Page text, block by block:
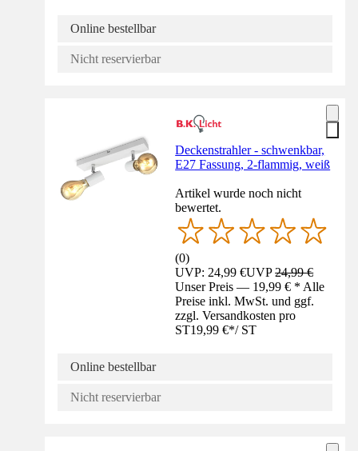
Online bestellbar
Nicht reservierbar
Deckenstrahler - schwenkbar,
E27 Fassung, 2-flammig, weiß
Artikel wurde noch nicht
bewertet.
(0)
UVP: 24,99 €UVP24,99 €
Unser Preis — 19,99 € * Alle
Preise inkl. MwSt. und ggf.
zzgl. Versandkosten pro
ST19,99 €*/ ST
Online bestellbar
Nicht reservierbar